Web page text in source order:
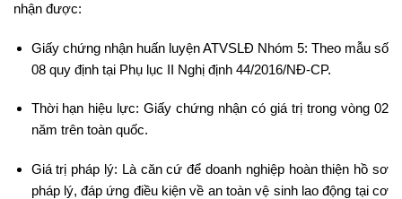
nhận được:
Giấy chứng nhận huấn luyện ATVSLĐ Nhóm 5: Theo mẫu số
08 quy định tại Phụ lục II Nghị định 44/2016/NĐ-CP.
Thời hạn hiệu lực: Giấy chứng nhận có giá trị trong vòng 02
năm trên toàn quốc.
Giá trị pháp lý: Là căn cứ để doanh nghiệp hoàn thiện hồ sơ
pháp lý, đáp ứng điều kiện về an toàn vệ sinh lao động tại cơ